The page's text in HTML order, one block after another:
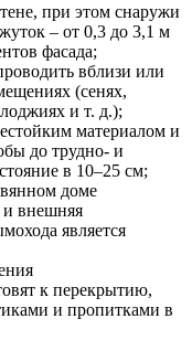
при этом снаружи
– от 0,3 до 3,1 м
фасада;
вблизи или
(сенях,
и т. д.);
материалом и
до трудно- и
в 10–25 см;
и внешняя
является
к перекрытию,
и пропитками в